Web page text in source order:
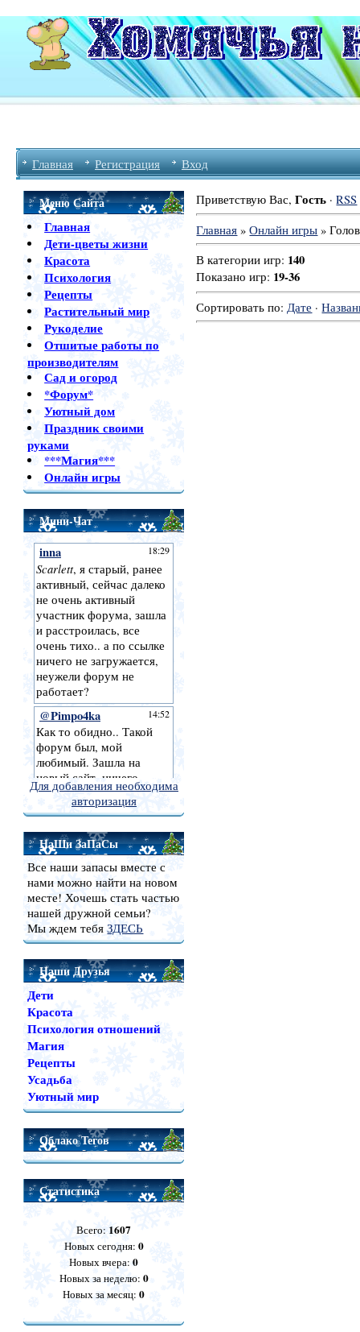
Главная Регистрация Вход
Меню Сайта
Главная
Дети-цветы жизни
Красота
Психология
Рецепты
Растительный мир
Рукоделие
Отшитые работы по
производителям
Сад и огород
*Форум*
Уютный дом
Праздник своими
руками
***Магия***
Онлайн игры
Мини-Чат
Для добавления необходима
авторизация
НаШи ЗаПаСы
Все наши запасы вместе с
нами можно найти на новом
месте! Хочешь стать частью
нашей дружной семьи?
Мы ждем тебяЗДЕСЬ
Наши Друзья
Дети
Красота
Психология отношений
Магия
Рецепты
Усадьба
Уютный мир
Облако Тегов
Статистика
Всего: 1607
Новых сегодня: 0
Новых вчера:0
Новых за неделю: 0
Новых за месяц:0
Приветствую Вас,Гость ·RSS
Главная »Онлайн игры »
В категории игр: 140
Показано игр: 19-36
Сортировать по:Дате ·